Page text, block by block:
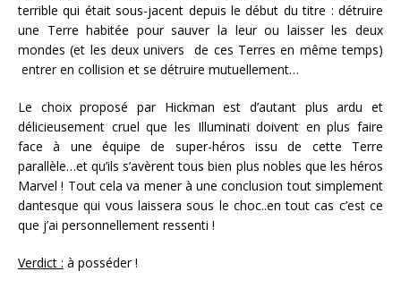
terrible qui était sous-jacent depuis le début du titre : détruire
une Terre habitée pour sauver la leur ou laisser les deux
mondes (et les deux univers de ces Terres en même temps)
entrer en collision et se détruire mutuellement…
Le choix proposé par Hickman est d’autant plus ardu et
délicieusement cruel que les Illuminati doivent en plus faire
face à une équipe de super-héros issu de cette Terre
parallèle…et qu’ils s’avèrent tous bien plus nobles que les héros
Marvel ! Tout cela va mener à une conclusion tout simplement
dantesque qui vous laissera sous le choc..en tout cas c’est ce
que j’ai personnellement ressenti !
Verdict : à posséder !